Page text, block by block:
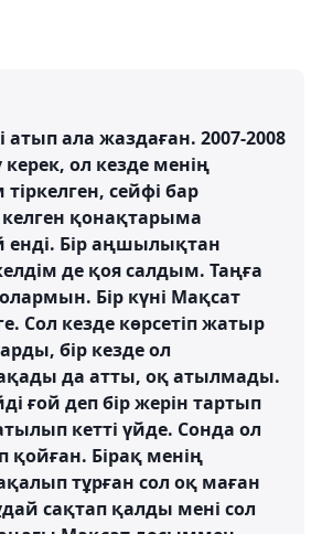
атып ала жаздаған. 2007-2008
ол кезде менің
сейфі бар
қонақтарыма
енді. Бір аңшылықтан
де қоя салдым. Таңға
Бір күні Мақсат
Сол кезде көрсетіп жатыр
бір кезде ол
да атты, оқ атылмады.
ғой деп бір жерін тартып
кетті үйде. Сонда ол
қойған. Бірақ менің
тұрған сол оқ маған
сақтап қалды мені сол